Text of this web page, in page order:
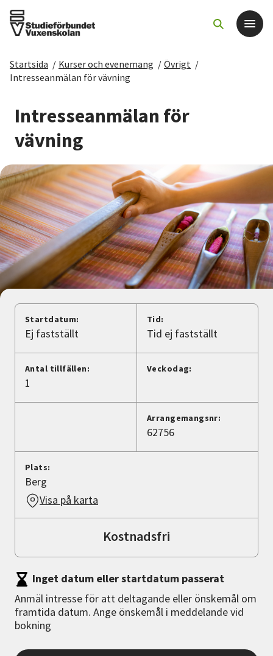
Det här gör vi
För dig som
Sök kurser och evenemang
Om SV
Starta studiecirkel
Cirkelledare
Nyheter
Avdelningar
Lyssna
Startsida / Kurser och evenemang / Övrigt /
Intresseanmälan för vävning
Intresseanmälan för
vävning
Startdatum:
Ej fastställt
Tid:
Tid ej fastställt
Antal tillfällen:
1
Veckodag:
Arrangemangsnr:
62756
Plats:
Berg
Visa på karta
Kostnadsfri
Inget datum eller startdatum passerat
Anmäl intresse för att deltagande eller önskemål om
framtida datum. Ange önskemål i meddelande vid
bokning